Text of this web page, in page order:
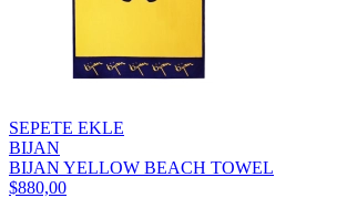
SEPETE EKLE
BIJAN
BIJAN YELLOW BEACH TOWEL
$880,00